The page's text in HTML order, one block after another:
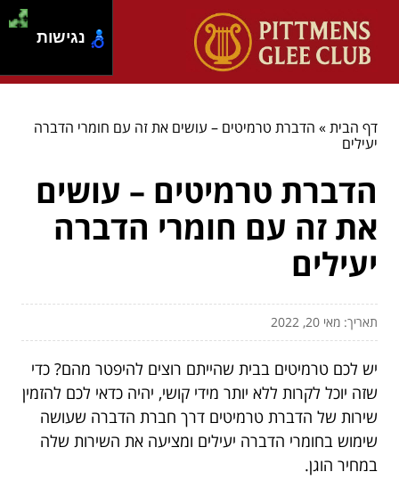
דף הבית» הדברת טרמיטים – עושים את זה עם חומרי הדברה
יעילים
הדברת טרמיטים – עושים
את זה עם חומרי הדברה
יעילים
תאריך: מאי 20, 2022
יש לכם טרמיטים בבית שהייתם רוצים להיפטר מהם? כדי
שזה יוכל לקרות ללא יותר מידי קושי, יהיה כדאי לכם להזמין
שירות של הדברת טרמיטים דרך חברת הדברה שעושה
שימוש בחומרי הדברה יעילים ומציעה את השירות שלה
במחיר הוגן.
נגישות